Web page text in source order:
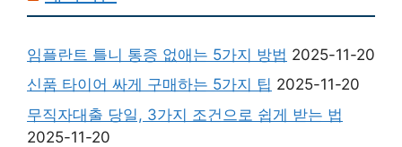
임플란트 틀니 통증 없애는 5가지 방법 2025-11-20
신품 타이어 싸게 구매하는 5가지 팁 2025-11-20
무직자대출 당일, 3가지 조건으로 쉽게 받는 법
2025-11-20